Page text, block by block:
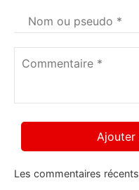
Votre
nom*
Les commentaires récents